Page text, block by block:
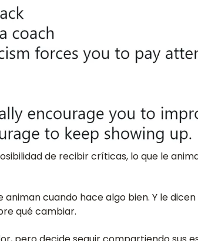
de recibir críticas, lo que le
animan cuando hace algo bien. Y le
qué cambiar.